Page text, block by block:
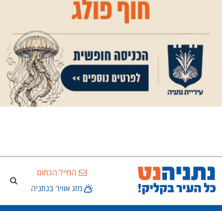
המייל הכתום
מזג אוויר בנתניה